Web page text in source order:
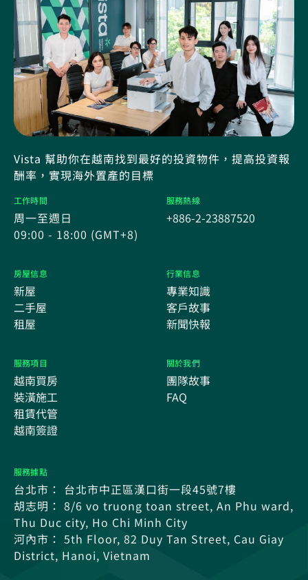
Vista 幫助你在越南找到最好的投資物件，提高投資報
酬率，實現海外置產的目標
工作時間
周一至週日
09:00 - 18:00 (GMT+8)
服務熱線
+886-2-23887520
房屋信息
新屋
二手屋
租屋
行業信息
專業知識
客戶故事
新聞快報
服務項目
越南買房
裝潢施工
租賃代管
越南簽證
關於我們
團隊故事
FAQ
服務據點
台北市： 台北市中正區漢口街一段45號7樓
胡志明： 8/6 vo truong toan street, An Phu ward,
Thu Duc city, Ho Chi Minh City
河內市： 5th Floor, 82 Duy Tan Street, Cau Giay
District, Hanoi, Vietnam